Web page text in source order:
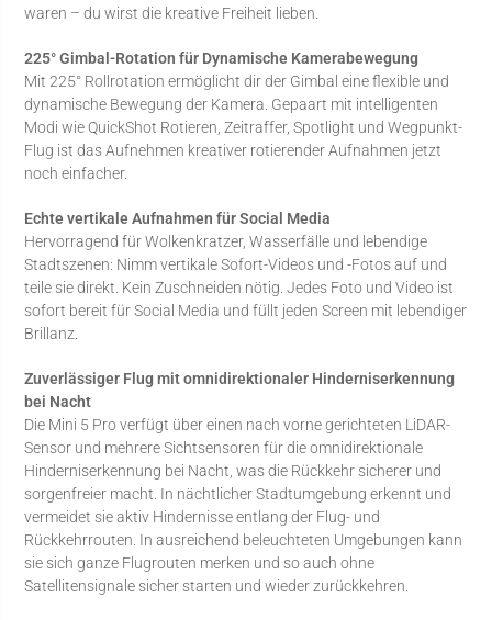
waren – du wirst die kreative Freiheit lieben.
225° Gimbal-Rotation für Dynamische Kamerabewegung
Mit 225° Rollrotation ermöglicht dir der Gimbal eine flexible und
dynamische Bewegung der Kamera. Gepaart mit intelligenten
Modi wie QuickShot Rotieren, Zeitraffer, Spotlight und Wegpunkt-
Flug ist das Aufnehmen kreativer rotierender Aufnahmen jetzt
noch einfacher.
Echte vertikale Aufnahmen für Social Media
Hervorragend für Wolkenkratzer, Wasserfälle und lebendige
Stadtszenen: Nimm vertikale Sofort-Videos und -Fotos auf und
teile sie direkt. Kein Zuschneiden nötig. Jedes Foto und Video ist
sofort bereit für Social Media und füllt jeden Screen mit lebendiger
Brillanz.
Zuverlässiger Flug mit omnidirektionaler Hinderniserkennung
bei Nacht
Die Mini 5 Pro verfügt über einen nach vorne gerichteten LiDAR-
Sensor und mehrere Sichtsensoren für die omnidirektionale
Hinderniserkennung bei Nacht, was die Rückkehr sicherer und
sorgenfreier macht. In nächtlicher Stadtumgebung erkennt und
vermeidet sie aktiv Hindernisse entlang der Flug- und
Rückkehrrouten. In ausreichend beleuchteten Umgebungen kann
sie sich ganze Flugrouten merken und so auch ohne
Satellitensignale sicher starten und wieder zurückkehren.